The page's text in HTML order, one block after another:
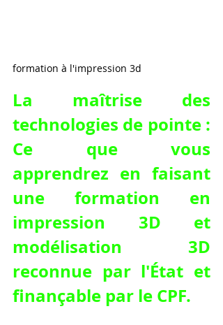
formation à l'impression 3d
La maîtrise des
technologies de pointe :
Ce que vous
apprendrez en faisant
une formation en
impression 3D et
modélisation 3D
reconnue par l'État et
finançable par le CPF.